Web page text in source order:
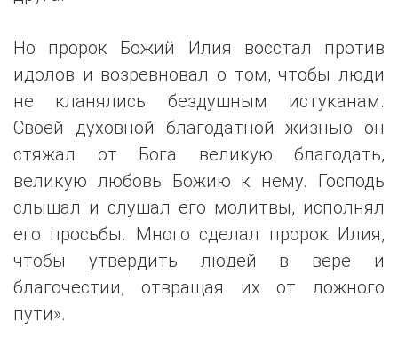
Но пророк Божий Илия восстал против
идолов и возревновал о том, чтобы люди
не кланялись бездушным истуканам.
Своей духовной благодатной жизнью он
стяжал от Бога великую благодать,
великую любовь Божию к нему. Господь
слышал и слушал его молитвы, исполнял
его просьбы. Много сделал пророк Илия,
чтобы утвердить людей в вере и
благочестии, отвращая их от ложного
пути».